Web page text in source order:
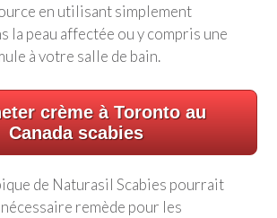
en utilisant simplement
la peau affectée ou y compris une
à votre salle de bain.
crème à Toronto au
Canada scabies
de Naturasil Scabies pourrait
remède pour les